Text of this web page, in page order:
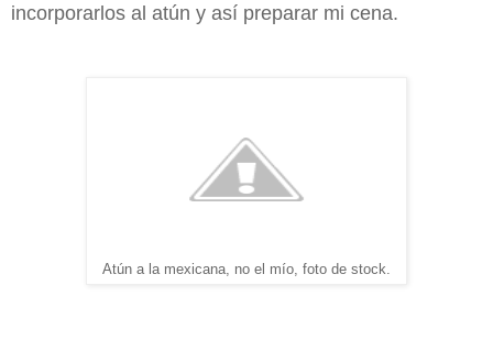
incorporarlos al atún y así preparar mi cena.
Atún a la mexicana, no el mío, foto de stock.